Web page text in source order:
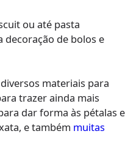
ou até pasta
decoração de bolos e
materiais para
trazer ainda mais
dar forma às pétalas e
e também muitas